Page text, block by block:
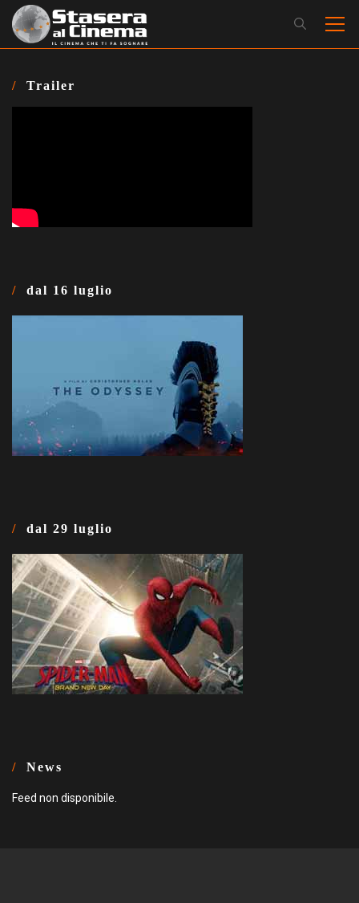
Trailer
dal 16 luglio
dal 29 luglio
News
Feed non disponibile.